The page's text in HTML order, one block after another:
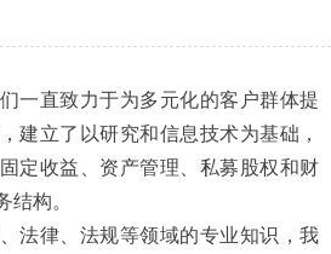
一直致力于为多元化的客户群体提
建立了以研究和信息技术为基础，
定收益、资产管理、私募股权和财
结构。
法律、法规等领域的专业知识，我